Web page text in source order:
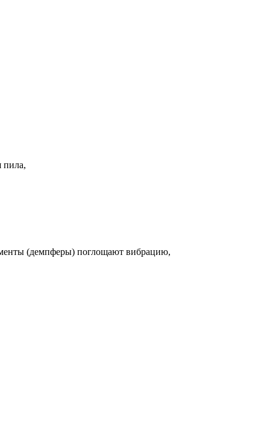
пила,
(демпферы) поглощают вибрацию,